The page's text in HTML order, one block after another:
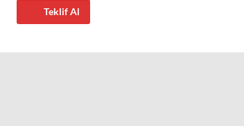
Teklif Al